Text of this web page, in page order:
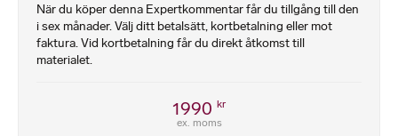
När du köper denna Expertkommentar får du tillgång till den
i sex månader. Välj ditt betalsätt, kortbetalning eller mot
faktura. Vid kortbetalning får du direkt åtkomst till
materialet.
1990 kr
ex. moms